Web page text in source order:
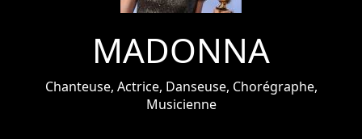
MADONNA
Chanteuse, Actrice, Danseuse, Chorégraphe,
Musicienne